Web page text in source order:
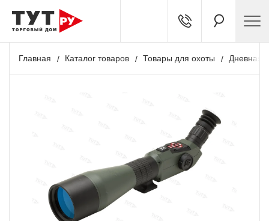
Главная Каталог товаров Товары для охоты Дневная